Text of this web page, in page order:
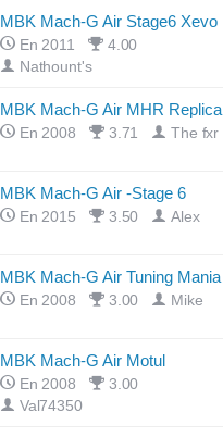
MBK Mach-G Air Stage6 Xevo
En 2011
4.00
Nathount's
MBK Mach-G Air MHR Replica
En 2008 3.71 The fxr
MBK Mach-G Air -Stage 6
En 2015 3.50 Alex
MBK Mach-G Air Tuning Mania
En 2008 3.00 Mike
MBK Mach-G Air Motul
En 2008
3.00
Val74350